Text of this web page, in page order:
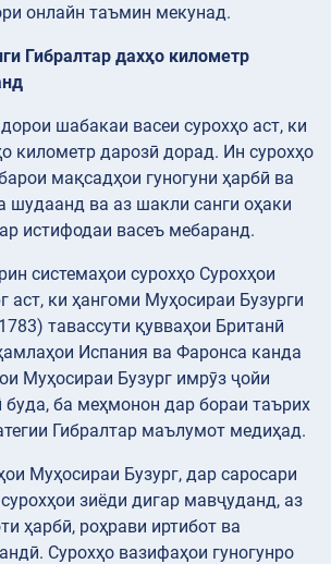
онлайн таъмин мекунад.
Гибралтар дахҳо километр
шабакаи васеи сурохҳо аст, ки
километр дарозӣ дорад. Ин сурохҳо
мақсадҳои гуногуни ҳарбӣ ва
шудаанд ва аз шакли санги оҳаки
истифодаи васеъ мебаранд.
системаҳои сурохҳо Сурохҳои
аст, ки ҳангоми Муҳосираи Бузурги
тавассути қувваҳои Британӣ
Испания ва Фаронса канда
Муҳосираи Бузург имрӯз ҷойи
буда, ба меҳмонон дар бораи таърих
Гибралтар маълумот медиҳад.
Муҳосираи Бузург, дар саросари
зиёди дигар мавҷуданд, аз
ҳарбӣ, роҳрави иртибот ва
Сурохҳо вазифаҳои гуногунро